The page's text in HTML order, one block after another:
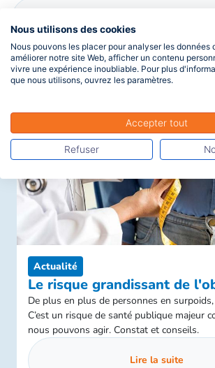
surcomplémentaire santé.
Actualité
Le risque grandissant de
De plus en plus de personnes en
C’est un risque de santé publique majeur
nous pouvons agir. Constat et conseils.
Lire la suite
Nous utilisons des cookies
Nous pouvons les placer pour analyser les données
améliorer notre site Web, afficher un contenu
vivre une expérience inoubliable. Pour plus
que nous utilisons, ouvrez les paramètres.
Accepter tout
Refuser